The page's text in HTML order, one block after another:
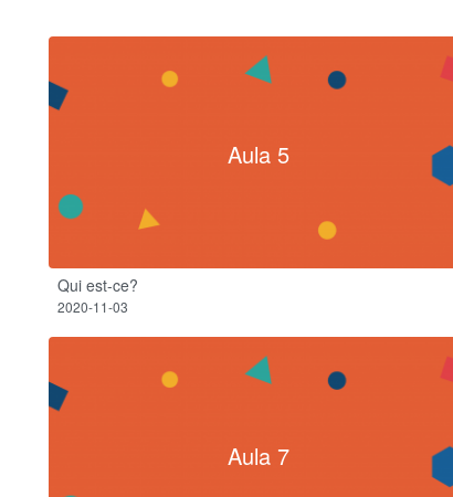
Aula 5
Qui est-ce?
2020-11-03
Aula 7